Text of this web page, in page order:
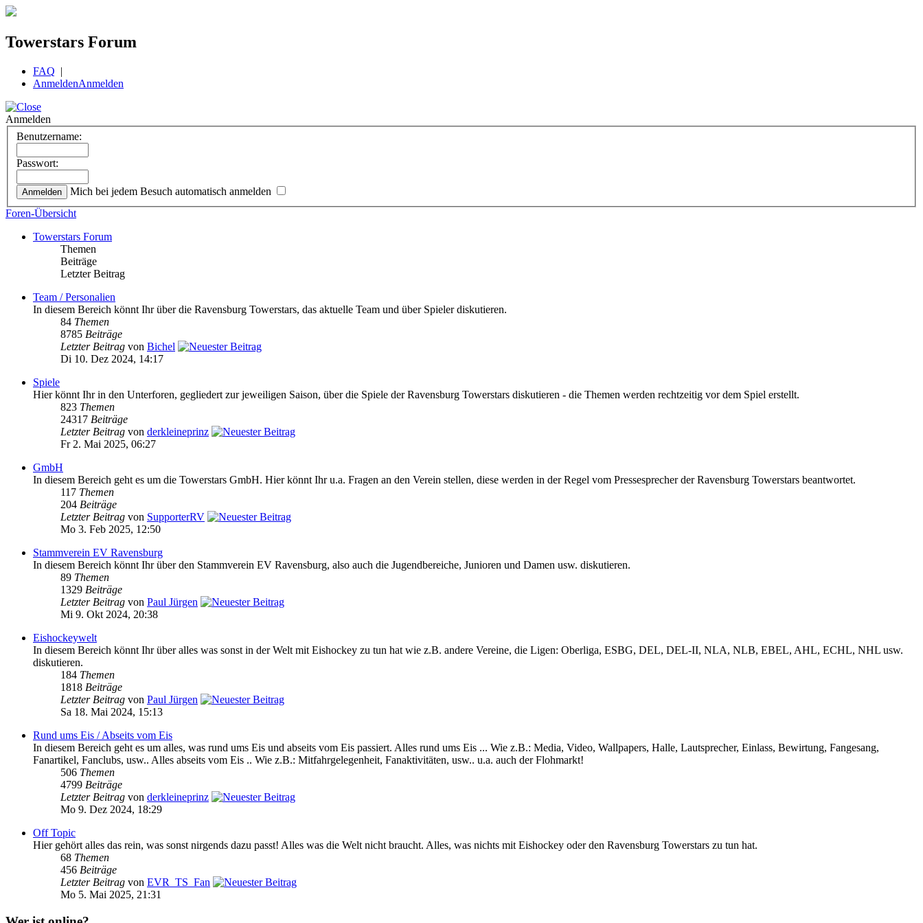
Towerstars Forum
FAQ |
AnmeldenAnmelden
Anmelden
Benutzername:
Passwort:
Mich bei jedem Besuch automatisch anmelden
Foren-Übersicht
Towerstars Forum
Themen
Beiträge
Letzter Beitrag
Team / Personalien
In diesem Bereich könnt Ihr über die Ravensburg Towerstars, das aktuelle Team und über Spieler diskutieren.
84 Themen
8785 Beiträge
Letzter Beitrag von Bichel
Di 10. Dez 2024, 14:17
Spiele
Hier könnt Ihr in den Unterforen, gegliedert zur jeweiligen Saison, über die Spiele der Ravensburg Towerstars diskutieren - die Themen werden rechtzeitig vor dem Spiel erstellt.
823 Themen
24317 Beiträge
Letzter Beitrag von derkleineprinz
Fr 2. Mai 2025, 06:27
GmbH
In diesem Bereich geht es um die Towerstars GmbH. Hier könnt Ihr u.a. Fragen an den Verein stellen, diese werden in der Regel vom Pressesprecher der Ravensburg Towerstars beantwortet.
117 Themen
204 Beiträge
Letzter Beitrag von SupporterRV
Mo 3. Feb 2025, 12:50
Stammverein EV Ravensburg
In diesem Bereich könnt Ihr über den Stammverein EV Ravensburg, also auch die Jugendbereiche, Junioren und Damen usw. diskutieren.
89 Themen
1329 Beiträge
Letzter Beitrag von Paul Jürgen
Mi 9. Okt 2024, 20:38
Eishockeywelt
In diesem Bereich könnt Ihr über alles was sonst in der Welt mit Eishockey zu tun hat wie z.B. andere Vereine, die Ligen: Oberliga, ESBG, DEL, DEL-II, NLA, NLB, EBEL, AHL, ECHL, NHL usw.
diskutieren.
184 Themen
1818 Beiträge
Letzter Beitrag von Paul Jürgen
Sa 18. Mai 2024, 15:13
Rund ums Eis / Abseits vom Eis
In diesem Bereich geht es um alles, was rund ums Eis und abseits vom Eis passiert. Alles rund ums Eis ... Wie z.B.: Media, Video, Wallpapers, Halle, Lautsprecher, Einlass, Bewirtung, Fangesang,
Fanartikel, Fanclubs, usw.. Alles abseits vom Eis .. Wie z.B.: Mitfahrgelegenheit, Fanaktivitäten, usw.. u.a. auch der Flohmarkt!
506 Themen
4799 Beiträge
Letzter Beitrag von derkleineprinz
Mo 9. Dez 2024, 18:29
Off Topic
Hier gehört alles das rein, was sonst nirgends dazu passt! Alles was die Welt nicht braucht. Alles, was nichts mit Eishockey oder den Ravensburg Towerstars zu tun hat.
68 Themen
456 Beiträge
Letzter Beitrag von EVR_TS_Fan
Mo 5. Mai 2025, 21:31